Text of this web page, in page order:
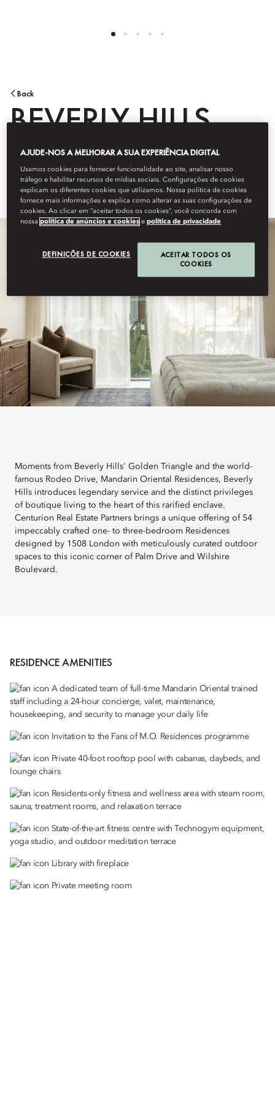
Back
BEVERLY HILLS
Learn More
Moments from Beverly Hills' Golden Triangle and the world-
famous Rodeo Drive, Mandarin Oriental Residences, Beverly
Hills introduces legendary service and the distinct privileges
of boutique living to the heart of this rarified enclave.
Centurion Real Estate Partners brings a unique offering of 54
impeccably crafted one- to three-bedroom Residences
designed by 1508 London with meticulously curated outdoor
spaces to this iconic corner of Palm Drive and Wilshire
Boulevard.
RESIDENCE AMENITIES
A dedicated team of full-time Mandarin Oriental trained
staff including a 24-hour concierge, valet, maintenance,
housekeeping, and security to manage your daily life
Invitation to the Fans of M.O. Residences programme
Private 40-foot rooftop pool with cabanas, daybeds, and
lounge chairs
Residents-only fitness and wellness area with steam room,
sauna, treatment rooms, and relaxation terrace
State-of-the-art fitness centre with Technogym equipment,
yoga studio, and outdoor meditation terrace
Library with fireplace
Private meeting room
AJUDE-NOS A MELHORAR A SUA EXPERIÊNCIA DIGITAL
Usamos cookies para fornecer funcionalidade ao site, analisar nosso
tráfego e habilitar recursos de mídias sociais. Configurações de cookies
explicam os diferentes cookies que utilizamos. Nossa política de cookies
fornece mais informações e explica como alterar as suas configurações de
cookies. Ao clicar em “aceitar todos os cookies”, você concorda com
nossapolítica de anúncios e cookies epolítica de privacidade
DEFINIÇÕES DE COOKIES
ACEITAR TODOS OS
COOKIES